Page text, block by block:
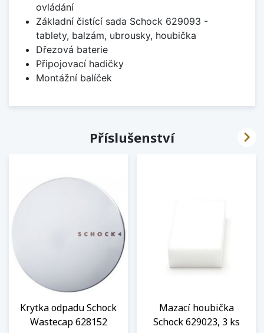
ovládání
Základní čistící sada Schock 629093 -
tablety, balzám, ubrousky, houbička
Dřezová baterie
Připojovací hadičky
Montážní balíček
Příslušenství
Krytka odpadu Schock
Wastecap 628152
Mazací houbička
Schock 629023, 3 ks
